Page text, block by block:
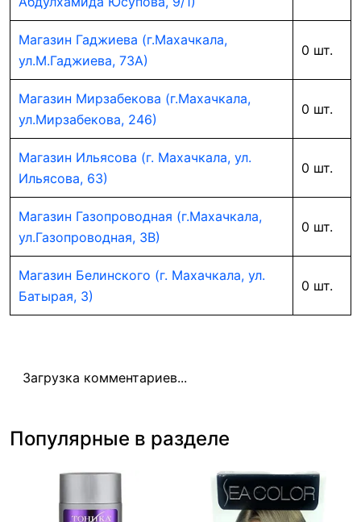
Магазин Гаджиева (г.Махачкала,
ул.М.Гаджиева, 73А)
0 шт.
Магазин Мирзабекова (г.Махачкала,
ул.Мирзабекова, 246)
0 шт.
Магазин Ильясова (г. Махачкала, ул.
Ильясова, 63)
0 шт.
Магазин Газопроводная (г.Махачкала,
ул.Газопроводная, 3В)
0 шт.
Магазин Белинского (г. Махачкала, ул.
Батырая, 3)
0 шт.
Загрузка комментариев...
Популярные в разделе